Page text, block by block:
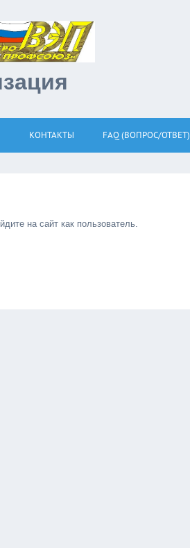
КОНТАКТЫ FAQ (ВОПРОС/ОТВЕТ)
на сайт как пользователь.